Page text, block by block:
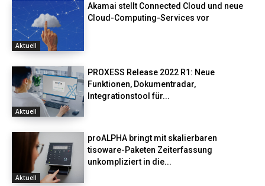
Aktuell
Akamai stellt Connected Cloud und neue
Cloud-Computing-Services vor
Aktuell
PROXESS Release 2022 R1: Neue
Funktionen, Dokumentradar,
Integrationstool für...
Aktuell
proALPHA bringt mit skalierbaren
tisoware-Paketen Zeiterfassung
unkompliziert in die...